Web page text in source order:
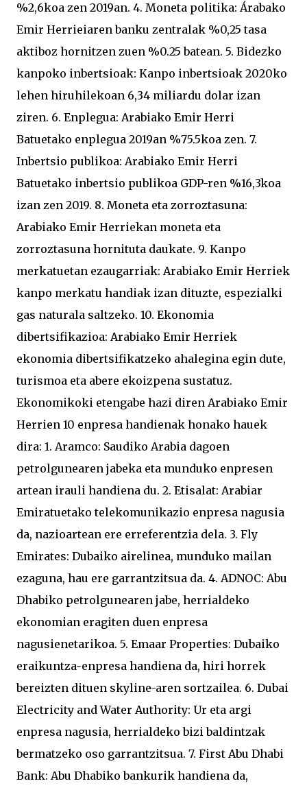
%2,6koa zen 2019an. 4. Moneta politika: Árabako
Emir Herrieiaren banku zentralak %0,25 tasa
aktiboz hornitzen zuen %0.25 batean. 5. Bidezko
kanpoko inbertsioak: Kanpo inbertsioak 2020ko
lehen hiruhilekoan 6,34 miliardu dolar izan
ziren. 6. Enplegua: Arabiako Emir Herri
Batuetako enplegua 2019an %75.5koa zen. 7.
Inbertsio publikoa: Arabiako Emir Herri
Batuetako inbertsio publikoa GDP-ren %16,3koa
izan zen 2019. 8. Moneta eta zorroztasuna:
Arabiako Emir Herriekan moneta eta
zorroztasuna hornituta daukate. 9. Kanpo
merkatuetan ezaugarriak: Arabiako Emir Herriek
kanpo merkatu handiak izan dituzte, espezialki
gas naturala saltzeko. 10. Ekonomia
dibertsifikazioa: Arabiako Emir Herriek
ekonomia dibertsifikatzeko ahalegina egin dute,
turismoa eta abere ekoizpena sustatuz.
Ekonomikoki etengabe hazi diren Arabiako Emir
Herrien 10 enpresa handienak honako hauek
dira: 1. Aramco: Saudiko Arabia dagoen
petrolgunearen jabeka eta munduko enpresen
artean irauli handiena du. 2. Etisalat: Arabiar
Emiratuetako telekomunikazio enpresa nagusia
da, nazioartean ere erreferentzia dela. 3. Fly
Emirates: Dubaiko airelinea, munduko mailan
ezaguna, hau ere garrantzitsua da. 4. ADNOC: Abu
Dhabiko petrolgunearen jabe, herrialdeko
ekonomian eragiten duen enpresa
nagusienetarikoa. 5. Emaar Properties: Dubaiko
eraikuntza-enpresa handiena da, hiri horrek
bereizten dituen skyline-aren sortzailea. 6. Dubai
Electricity and Water Authority: Ur eta argi
enpresa nagusia, herrialdeko bizi baldintzak
bermatzeko oso garrantzitsua. 7. First Abu Dhabi
Bank: Abu Dhabiko bankurik handiena da,